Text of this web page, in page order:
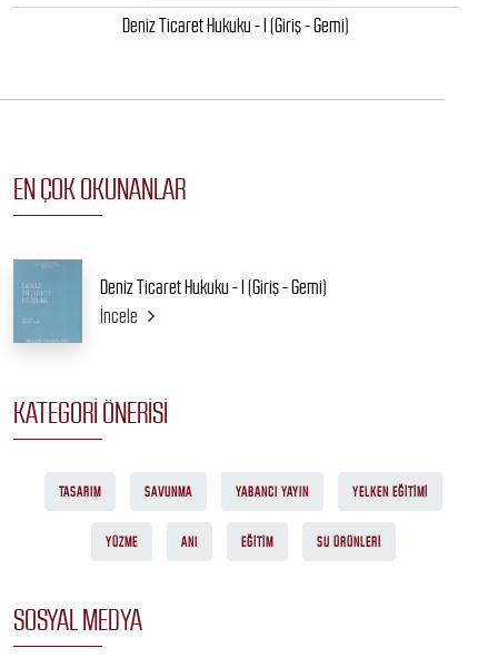
Deniz Ticaret Hukuku - I (Giriş - Gemi)
EN ÇOK OKUNANLAR
Deniz Ticaret Hukuku - I (Giriş - Gemi)
İncele
KATEGORI ÖNERISI
TASARIM SAVUNMA YABANCI YAYIN YELKEN EĞITIMI
YÜZME ANI EĞITIM SU ÜRÜNLERI
SOSYAL MEDYA